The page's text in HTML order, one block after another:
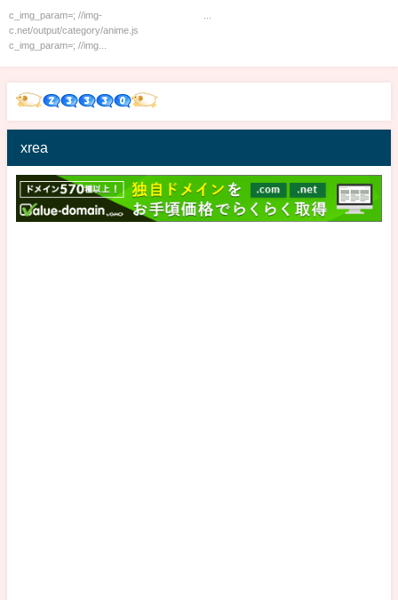
c_img_param=; //img-
c.net/output/category/anime.js
c_img_param=; //img...
xrea